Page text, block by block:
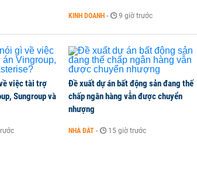
KINH DOANH - 9 giờ trước
việc tài trợ
Sungroup và
Đề xuất dự án bất động sản đang thế
chấp ngân hàng vẫn được chuyển
nhượng
NHÀ ĐẤT - 15 giờ trước